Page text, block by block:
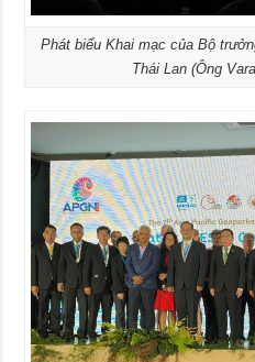
Phát biểu Khai mạc của Bộ
Thái Lan (Ông